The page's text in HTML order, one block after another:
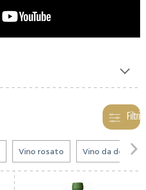
Filtri
Vino rosato Vino da dessert
